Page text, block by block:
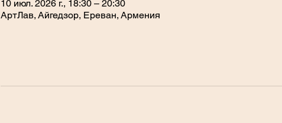
10 июл. 2026 г., 18:30 – 20:30
АртЛав, Айгедзор, Ереван, Армения